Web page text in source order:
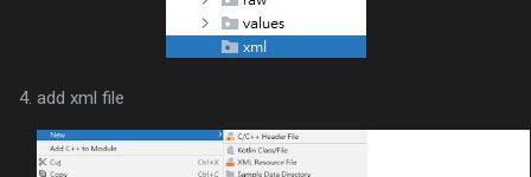
4. add xml file